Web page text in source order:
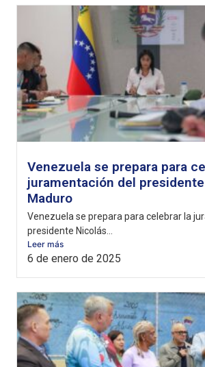
Venezuela se prepara para
juramentación del
Maduro
Venezuela se prepara para celebrar la
presidente Nicolás...
Leer más
6 de enero de 2025